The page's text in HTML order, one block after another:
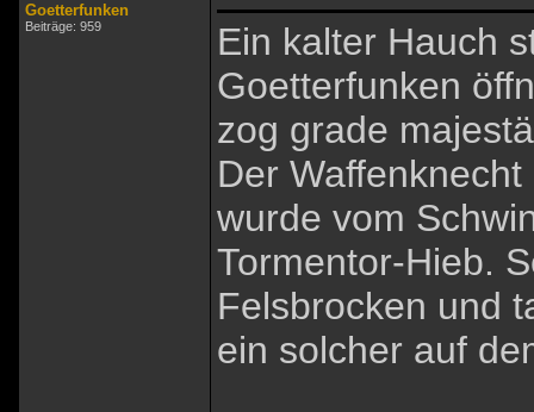
Goetterfunken
Beiträge: 959
Ein kalter Hauch
Goetterfunken
zog grade
Der
wurde vom
Tormentor-Hieb.
Felsbrocken und
ein solcher auf